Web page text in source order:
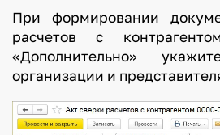
При формировании
расчетов с
«Дополнительно»
организации и